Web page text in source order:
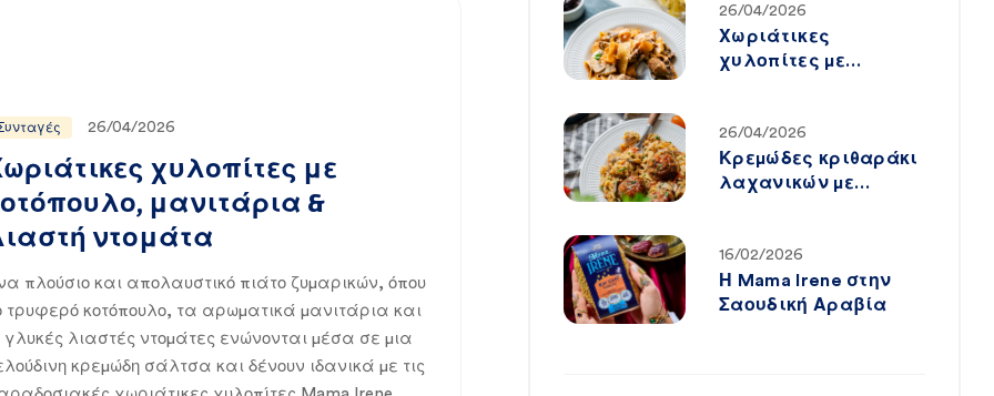
26/04/2026
χυλοπίτες με
μανιτάρια &
ντομάτα
πλούσιο και απολαυστικό πιάτο ζυμαρικών, όπου
τρυφερό κοτόπουλο, τα αρωματικά μανιτάρια και
γλυκές λιαστές ντομάτες ενώνονται μέσα σε μια
κρεμώδη σάλτσα και δένουν ιδανικά με τις
26/04/2026
Χωριάτικες
χυλοπίτες με
ντομάτα
26/04/2026
Κρεμώδες κριθαράκι
λαχανικών με
16/02/2026
Η Mama Irene στην
Σαουδική Αραβία